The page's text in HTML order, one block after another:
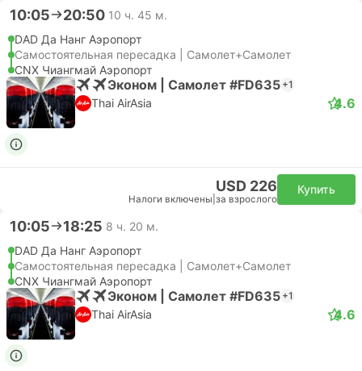
10:05 20:50 10 ч. 45 м.
DAD Да Нанг Аэропорт
Самостоятельная пересадка | Самолет+Самолет
CNX Чиангмай Аэропорт
Эконом | Самолет #FD635 +1
Thai AirAsia 4.6
USD 226
Налоги включены за взрослого
Купить
10:05 18:25 8 ч. 20 м.
DAD Да Нанг Аэропорт
Самостоятельная пересадка | Самолет+Самолет
CNX Чиангмай Аэропорт
Эконом | Самолет #FD635 +1
Thai AirAsia 4.6